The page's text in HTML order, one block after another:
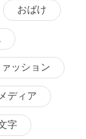
おばけ
ァッション
ディア
字